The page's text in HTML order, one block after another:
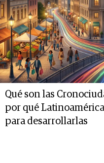
Qué son las
por qué
para desarrollarlas